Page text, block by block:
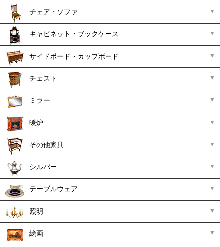
チェア・ソファ
キャビネット・ブックケース
サイドボード・カップボード
チェスト
ミラー
暖炉
その他家具
シルバー
テーブルウェア
照明
絵画